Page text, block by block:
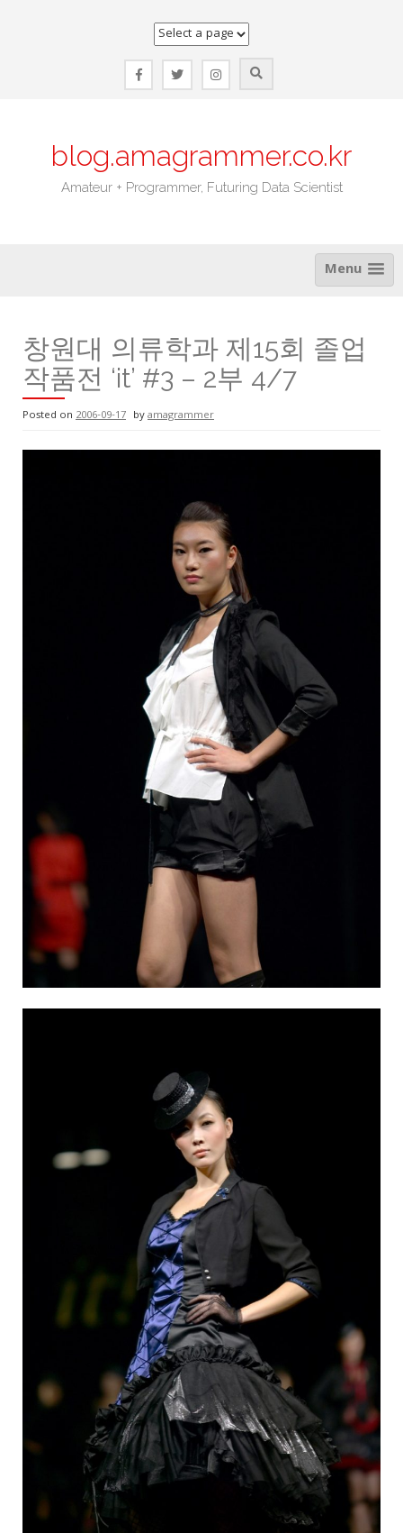
blog.amagrammer.co.kr
Amateur + Programmer, Futuring Data Scientist
Menu
창원대 의류학과 제15회 졸업
작품전 ‘it’ #3 – 2부 4/7
Posted on 2006-09-17 byamagrammer